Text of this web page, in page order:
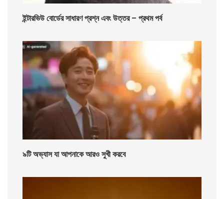
ইন্টারভিউ বোর্ডের সাধারণ প্রশ্ন এবং উত্তর – প্রথম পর্ব
৯টি অভ্যাস যা আপনাকে আরও সুখী করবে